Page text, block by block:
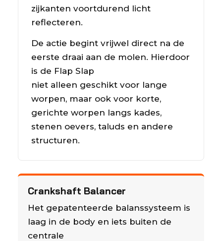
zijkanten voortdurend licht
reflecteren.
De actie begint vrijwel direct na de
eerste draai aan de molen. Hierdoor
is de Flap Slap
niet alleen geschikt voor lange
worpen, maar ook voor korte,
gerichte worpen langs kades,
stenen oevers, taluds en andere
structuren.
Crankshaft Balancer
Het gepatenteerde balanssysteem is
laag in de body en iets buiten de
centrale